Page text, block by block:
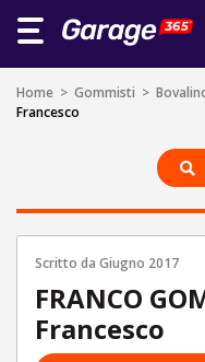
Home > Gommisti >
Francesco
Scritto da Giugno 2017
FRANCO
Francesco